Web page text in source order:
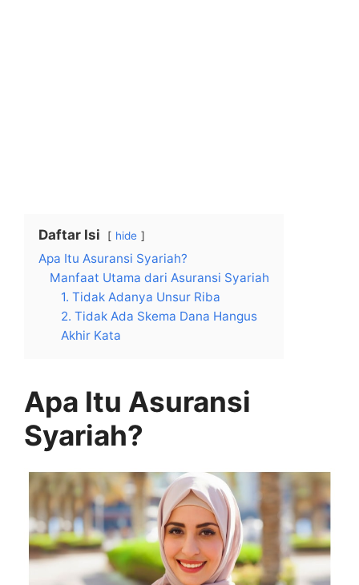
Daftar Isi hide
Apa Itu Asuransi Syariah?
Manfaat Utama dari Asuransi Syariah
1. Tidak Adanya Unsur Riba
2. Tidak Ada Skema Dana Hangus
Akhir Kata
Apa Itu Asuransi
Syariah?